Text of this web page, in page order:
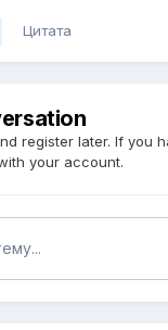
Цитата
register later. If you
your account.